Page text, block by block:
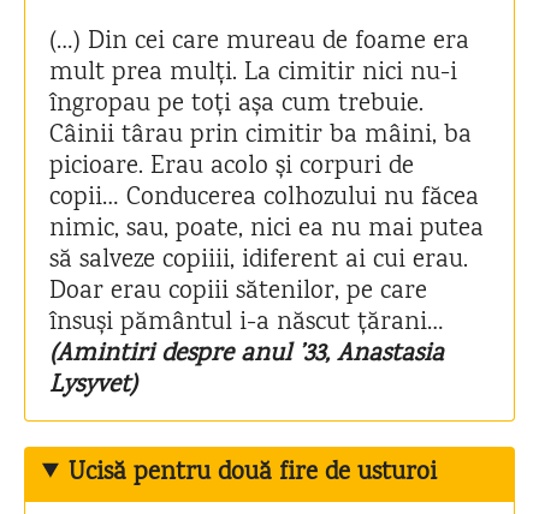
(…) Din cei care mureau de foame era
mult prea mulți. La cimitir nici nu-i
îngropau pe toți așa cum trebuie.
Câinii târau prin cimitir ba mâini, ba
picioare. Erau acolo și corpuri de
copii… Conducerea colhozului nu făcea
nimic, sau, poate, nici ea nu mai putea
să salveze copiiii, idiferent ai cui erau.
Doar erau copiii sătenilor, pe care
însuși pământul i-a născut țărani…
(Amintiri despre anul ’33, Anastasia
Lysyvet)
Ucisă pentru două fire de usturoi